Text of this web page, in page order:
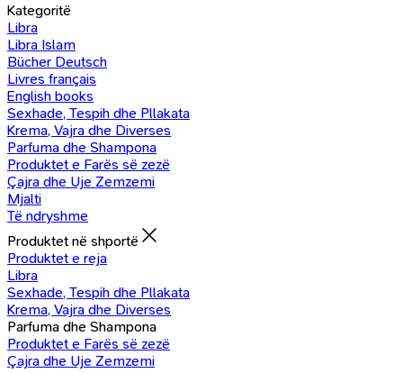
Kategoritë
Libra
Libra Islam
Bücher Deutsch
Livres français
English books
Sexhade, Tespih dhe Pllakata
Krema, Vajra dhe Diverses
Parfuma dhe Shampona
Produktet e Farës së zezë
Çajra dhe Uje Zemzemi
Mjalti
Të ndryshme
Produktet në shportë
Produktet e reja
Libra
Sexhade, Tespih dhe Pllakata
Krema, Vajra dhe Diverses
Parfuma dhe Shampona
Produktet e Farës së zezë
Çajra dhe Uje Zemzemi